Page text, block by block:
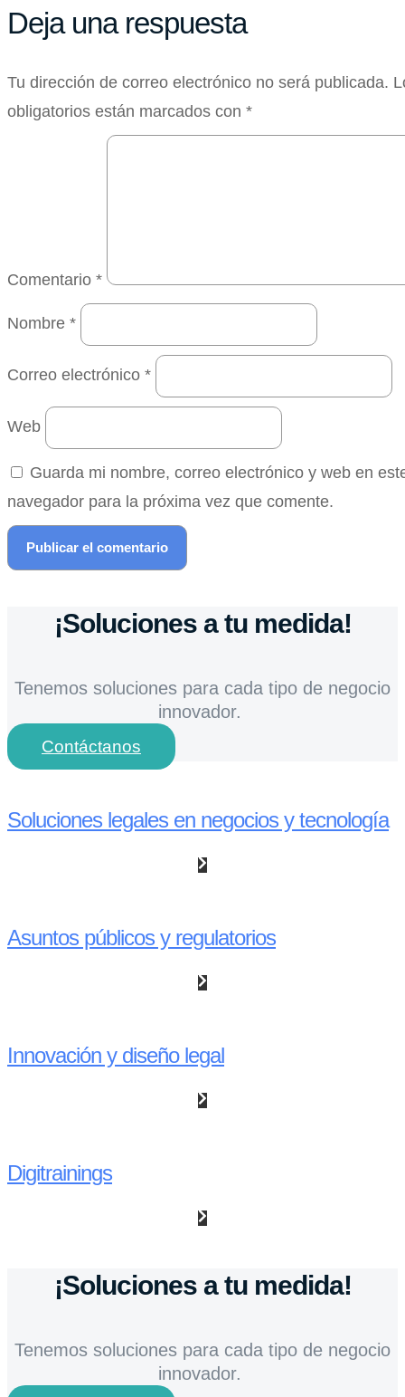
Deja una respuesta
Tu dirección de correo electrónico no será publicada.
obligatorios están marcados con *
Comentario *
Nombre *
Correo electrónico *
Web
Guarda mi nombre, correo electrónico y web en
navegador para la próxima vez que comente.
¡Soluciones a tu medida!
Tenemos soluciones para cada tipo de negocio
innovador.
Contáctanos
Soluciones legales en negocios y tecnología
Asuntos públicos y regulatorios
Innovación y diseño legal
Digitrainings
¡Soluciones a tu medida!
Tenemos soluciones para cada tipo de negocio
innovador.